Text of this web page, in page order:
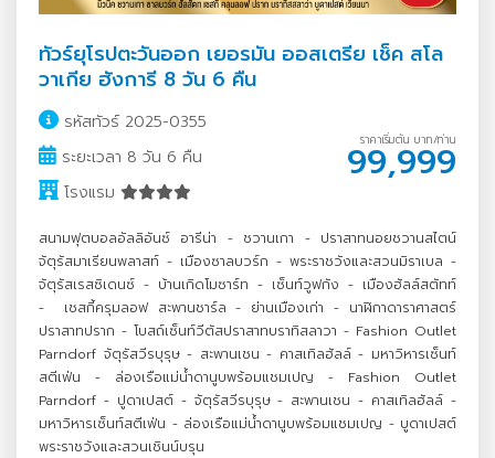
ทัวร์ยุโรปตะวันออก เยอรมัน ออสเตรีย เช็ค สโล
วาเกีย ฮังการี 8 วัน 6 คืน
รหัสทัวร์ 2025-0355
ระยะเวลา 8 วัน 6 คืน
โรงแรม
ราคาเริ่มต้น บาท/ท่าน
99,999
สนามฟุตบอลอัลลิอันซ์ อารีน่า - ชวานเกา - ปราสาทนอยชวานสไตน์
จัตุรัสมาเรียนพลาสท์ - เมืองซาลบวร์ก - พระราชวังและสวนมิราเบล -
จัตุรัสเรสซิเดนซ์ - บ้านเกิดโมซาร์ท - เซ็นท์วูฟกัง - เมืองฮัลล์สตัทท์
- เชสกี้ครุมลอฟ สะพานชาร์ล - ย่านเมืองเก่า - นาฬิกาดาราศาสตร์
ปราสาทปราก - โบสถ์เซ็นท์วีตัสปราสาทบราทิสลาวา - Fashion Outlet
Parndorf จัตุรัสวีรบุรุษ - สะพานเชน - คาสเทิลฮัลล์ - มหาวิหารเซ็นท์
สตีเฟ่น - ล่องเรือแม่น้ำดานูบพร้อมแชมเปญ - Fashion Outlet
Parndorf - ปูดาเปสต์ - จัตุรัสวีรบุรุษ - สะพานเชน - คาสเทิลฮัลล์ -
มหาวิหารเซ็นท์สตีเฟ่น - ล่องเรือแม่น้ำดานูบพร้อมแชมเปญ - บูดาเปสต์
พระราชวังและสวนเชินน์บรุน